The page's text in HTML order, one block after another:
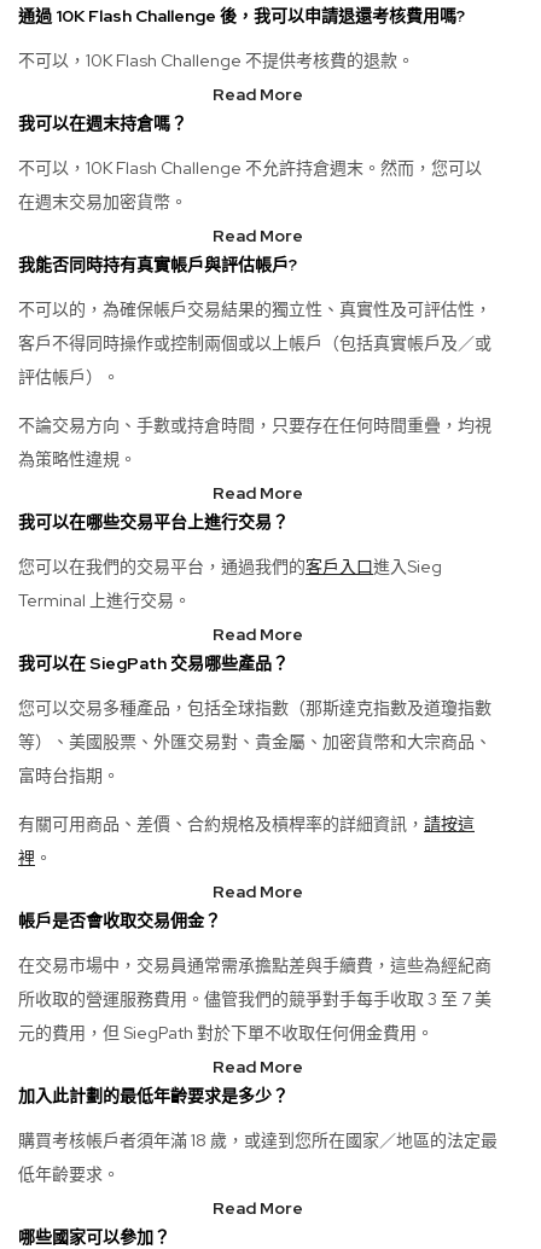
通過 10K Flash Challenge 後，我可以申請退還考核費用嗎?
不可以，10K Flash Challenge 不提供考核費的退款。
Read More
我可以在週末持倉嗎？
不可以，10K Flash Challenge 不允許持倉週末。然而，您可以
在週末交易加密貨幣。
Read More
我能否同時持有真實帳戶與評估帳戶?
不可以的，為確保帳戶交易結果的獨立性、真實性及可評估性，
客戶不得同時操作或控制兩個或以上帳戶（包括真實帳戶及／或
評估帳戶）。
不論交易方向、手數或持倉時間，只要存在任何時間重疊，均視
為策略性違規。
Read More
我可以在哪些交易平台上進行交易？
您可以在我們的交易平台，通過我們的客戶入口進入Sieg
Terminal 上進行交易。
Read More
我可以在 SiegPath 交易哪些產品？
您可以交易多種產品，包括全球指數（那斯達克指數及道瓊指數
等）、美國股票、外匯交易對、貴金屬、加密貨幣和大宗商品、
富時台指期。
有關可用商品、差價、合約規格及槓桿率的詳細資訊， 請按這
裡 。
Read More
帳戶是否會收取交易佣金？
在交易市場中，交易員通常需承擔點差與手續費，這些為經紀商
所收取的營運服務費用。儘管我們的競爭對手每手收取 3 至 7 美
元的費用，但 SiegPath 對於下單不收取任何佣金費用。
Read More
加入此計劃的最低年齡要求是多少？
購買考核帳戶者須年滿 18 歲，或達到您所在國家／地區的法定最
低年齡要求。
Read More
哪些國家可以參加？